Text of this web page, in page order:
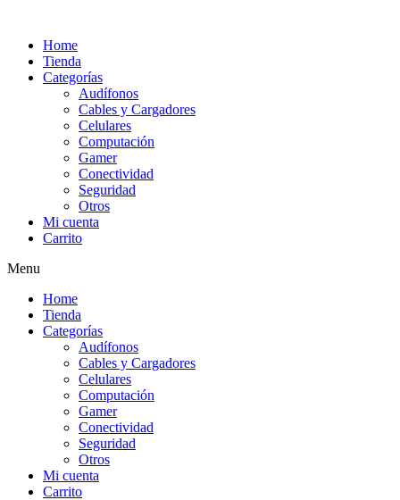
contenidoHome
Tienda
Categorías
Audífonos
Cables y Cargadores
Celulares
Computación
Gamer
Conectividad
Seguridad
Otros
Mi cuenta
Carrito
Menu
Home
Tienda
Categorías
Audífonos
Cables y Cargadores
Celulares
Computación
Gamer
Conectividad
Seguridad
Otros
Mi cuenta
Carrito